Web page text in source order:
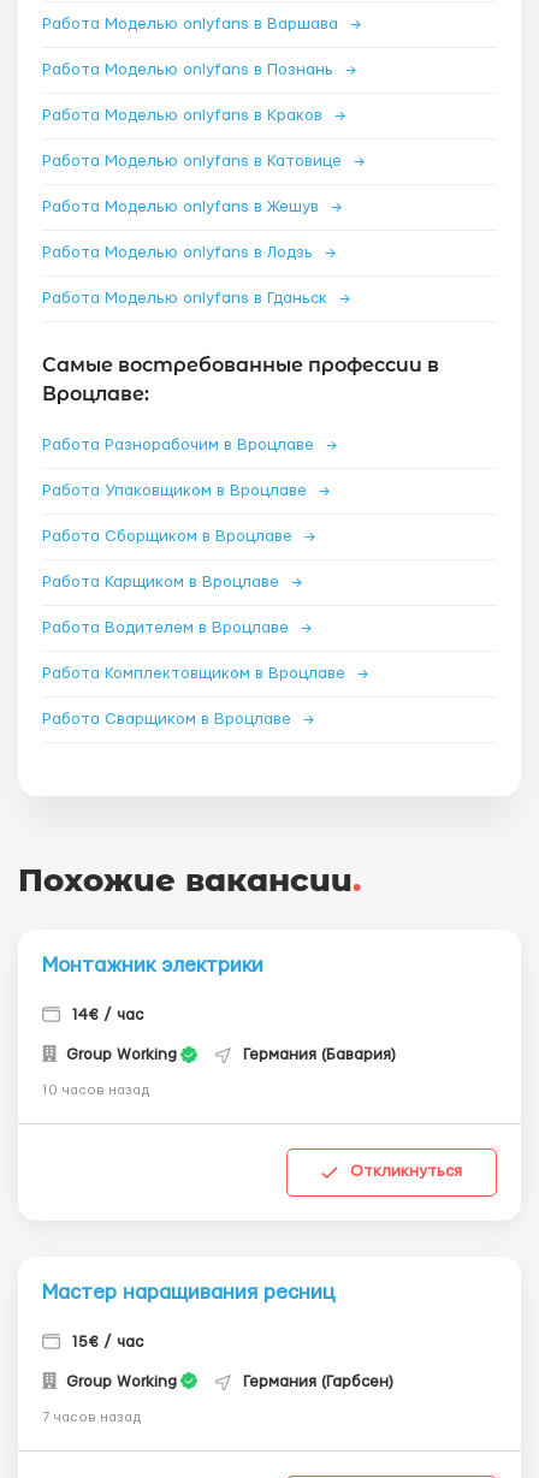
Работа Моделью onlyfans в Варшава →
Работа Моделью onlyfans в Познань →
Работа Моделью onlyfans в Краков →
Работа Моделью onlyfans в Катовице →
Работа Моделью onlyfans в Жешув →
Работа Моделью onlyfans в Лодзь →
Работа Моделью onlyfans в Гданьск →
Самые востребованные профессии в
Вроцлаве:
Работа Разнорабочим в Вроцлаве →
Работа Упаковщиком в Вроцлаве →
Работа Сборщиком в Вроцлаве →
Работа Карщиком в Вроцлаве →
Работа Водителем в Вроцлаве →
Работа Комплектовщиком в Вроцлаве →
Работа Сварщиком в Вроцлаве →
Похожие вакансии.
Монтажник электрики
14€ / час
Group Working Германия (Бавария)
10 часов назад
Откликнуться
Мастер наращивания ресниц
15€ / час
Group Working Германия (Гарбсен)
7 часов назад